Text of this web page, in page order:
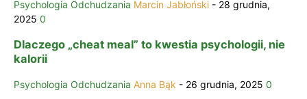
Psychologia Odchudzania Marcin Jabłoński - 28 grudnia,
2025 0
Dlaczego „cheat meal” to kwestia psychologii, nie
kalorii
Psychologia Odchudzania Anna Bąk - 26 grudnia, 2025 0